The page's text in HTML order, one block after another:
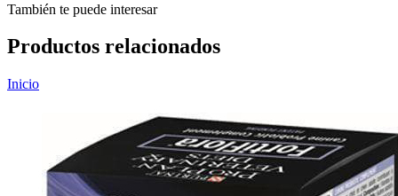
También te puede interesar
Productos relacionados
Inicio